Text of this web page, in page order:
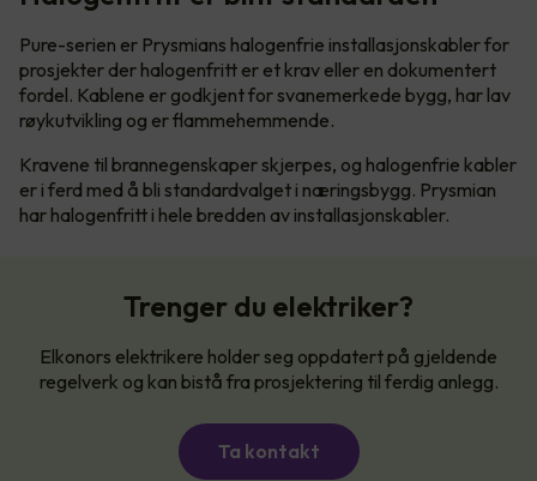
Pure-serien er Prysmians halogenfrie installasjonskabler for
prosjekter der halogenfritt er et krav eller en dokumentert
fordel. Kablene er godkjent for svanemerkede bygg, har lav
røykutvikling og er flammehemmende.
Kravene til brannegenskaper skjerpes, og halogenfrie kabler
er i ferd med å bli standardvalget i næringsbygg. Prysmian
har halogenfritt i hele bredden av installasjonskabler.
Trenger du elektriker?
Elkonors elektrikere holder seg oppdatert på gjeldende
regelverk og kan bistå fra prosjektering til ferdig anlegg.
Ta kontakt